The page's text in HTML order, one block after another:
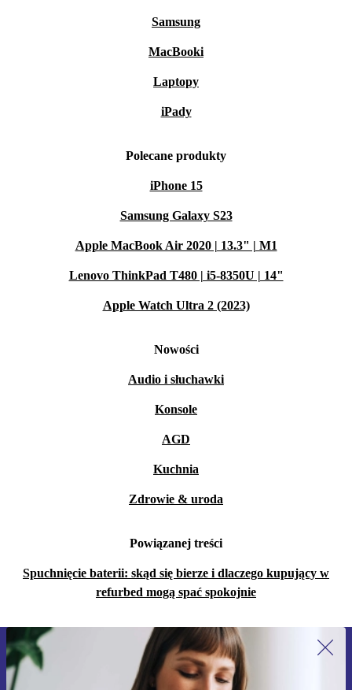
Samsung
MacBooki
Laptopy
iPady
Polecane produkty
iPhone 15
Samsung Galaxy S23
Apple MacBook Air 2020 | 13.3" | M1
Lenovo ThinkPad T480 | i5-8350U | 14"
Apple Watch Ultra 2 (2023)
Nowości
Audio i słuchawki
Konsole
AGD
Kuchnia
Zdrowie & uroda
Powiązanej treści
Spuchnięcie baterii: skąd się bierze i dlaczego kupujący w
refurbed mogą spać spokojnie
Zapisz się na nasz newsletter!
Nie przegap żadnej oferty.